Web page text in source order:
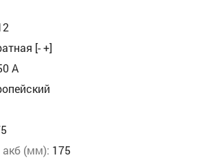
[- +]
А
акб (мм): 175